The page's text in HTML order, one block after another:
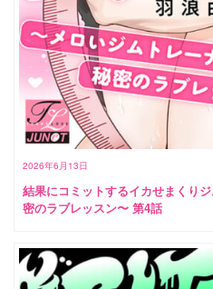
2026年6月13日
結果にコミットするイカせまくり
密のラブレッスン〜 第4話